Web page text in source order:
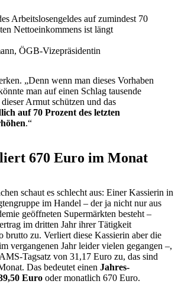
Arbeitslosengeldes auf zumindest 70
Nettoeinkommens ist längt
ÖGB-Vizepräsidentin
„Denn wenn man dieses Vorhaben
man auf einen Schlag tausende
Armut schützen und das
auf 70 Prozent des letzten
.“
670 Euro im Monat
schaut es schlecht aus: Einer Kassierin in
im Handel – der ja nicht nur aus
geöffneten Supermärkten besteht –
im dritten Jahr ihrer Tätigkeit
brutto zu. Verliert diese Kassierin aber die
vergangenen Jahr leider vielen gegangen –,
Tagsatz von 31,17 Euro zu, das sind
Das bedeutet einen Jahres-
Euro oder monatlich 670 Euro.